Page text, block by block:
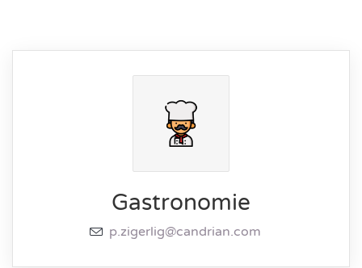
Gastronomie
p.zigerlig@candrian.com